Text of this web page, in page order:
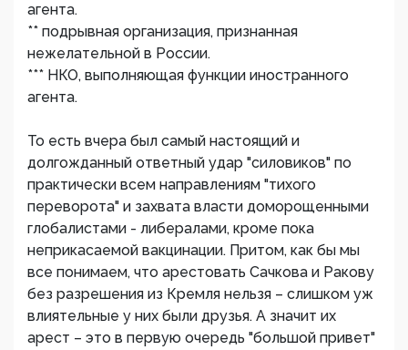
агента.
** подрывная организация, признанная
нежелательной в России.
*** НКО, выполняющая функции иностранного
агента.
То есть вчера был самый настоящий и
долгожданный ответный удар "силовиков" по
практически всем направлениям "тихого
переворота" и захвата власти доморощенными
глобалистами - либералами, кроме пока
неприкасаемой вакцинации. Притом, как бы мы
все понимаем, что арестовать Сачкова и Ракову
без разрешения из Кремля нельзя – слишком уж
влиятельные у них были друзья. А значит их
арест – это в первую очередь "большой привет"